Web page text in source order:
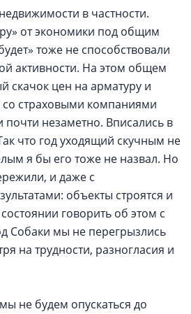
в частности.
от экономики под общим
тоже не способствовали
активности. На этом общем
скачок цен на арматуру и
со страховыми компаниями
почти незаметно. Вписались в
что год уходящий скучным не
я бы его тоже не назвал. Но
и даже с
объекты строятся и
говорить об этом с
Собаки мы не перегрызлись
на трудности, разногласия и
не будем опускаться до